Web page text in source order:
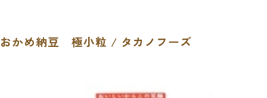
おかめ納豆 極小粒 / タカノフーズ